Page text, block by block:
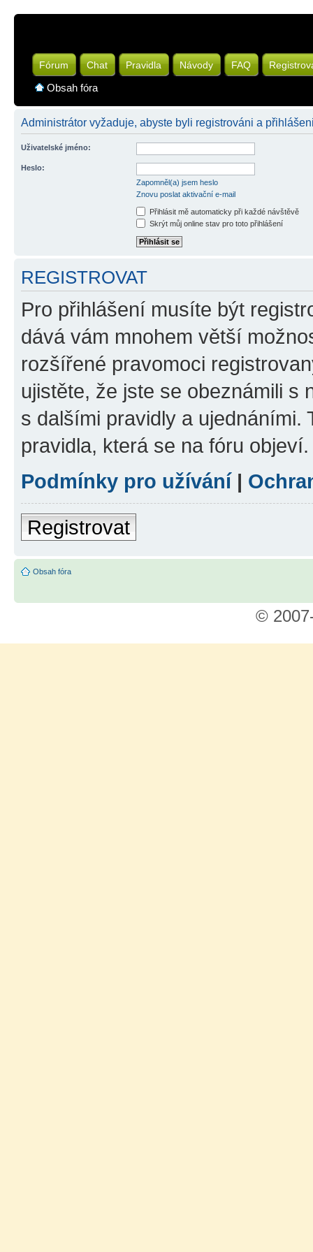
Fórum Chat Pravidla Návody FAQ
Obsah fóra
Administrátor vyžaduje, abyste byli registrováni a
Uživatelské jméno:
Heslo:
Zapomněl(a) jsem heslo
Znovu poslat aktivační e-mail
Přihlásit mě automaticky při každé návštěvě
Skrýt můj online stav pro toto přihlášení
REGISTROVAT
Pro přihlášení musíte být
dává vám mnohem větší
rozšířené pravomoci
ujistěte, že jste se obeznámili s
s dalšími pravidly a ujednáními.
pravidla, která se na fóru objeví.
Podmínky pro užívání|
Registrovat
Obsah fóra
©